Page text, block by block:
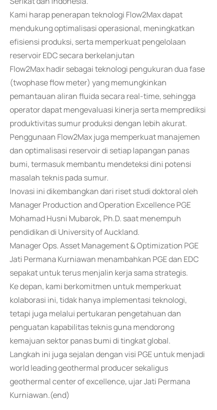
Kami harap penerapan teknologi Flow2Max dapat
mendukung optimalisasi operasional, meningkatkan
efisiensi produksi, serta memperkuat pengelolaan
reservoir EDC secara berkelanjutan
Flow2Max hadir sebagai teknologi pengukuran dua fase
(twophase flow meter) yang memungkinkan
pemantauan aliran fluida secara real-time, sehingga
operator dapat mengevaluasi kinerja serta memprediksi
produktivitas sumur produksi dengan lebih akurat.
Penggunaan Flow2Max juga memperkuat manajemen
dan optimalisasi reservoir di setiap lapangan panas
bumi, termasuk membantu mendeteksi dini potensi
masalah teknis pada sumur.
Inovasi ini dikembangkan dari riset studi doktoral oleh
Manager Production and Operation Excellence PGE
Mohamad Husni Mubarok, Ph.D. saat menempuh
pendidikan di University of Auckland.
Manager Ops. Asset Management & Optimization PGE
Jati Permana Kurniawan menambahkan PGE dan EDC
sepakat untuk terus menjalin kerja sama strategis.
Ke depan, kami berkomitmen untuk memperkuat
kolaborasi ini, tidak hanya implementasi teknologi,
tetapi juga melalui pertukaran pengetahuan dan
penguatan kapabilitas teknis guna mendorong
kemajuan sektor panas bumi di tingkat global.
Langkah ini juga sejalan dengan visi PGE untuk menjadi
world leading geothermal producer sekaligus
geothermal center of excellence, ujar Jati Permana
Kurniawan.(end)